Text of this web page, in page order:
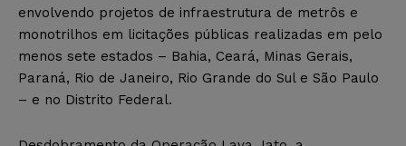
envolvendo projetos de infraestrutura de metrôs e
monotrilhos em licitações públicas realizadas em pelo
menos sete estados – Bahia, Ceará, Minas Gerais,
Paraná, Rio de Janeiro, Rio Grande do Sul e São Paulo
– e no Distrito Federal.